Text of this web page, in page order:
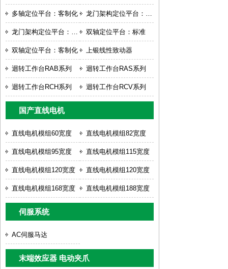
多轴定位平台：客制化 龙门架构定位平台：标准
龙门架构定位平台：客制化 双轴定位平台：标准
双轴定位平台：客制化 上银线性致动器
迴转工作台RAB系列 迴转工作台RAS系列
迴转工作台RCH系列 迴转工作台RCV系列
国产直线电机
直线电机模组60宽度 直线电机模组82宽度
直线电机模组95宽度 直线电机模组115宽度
直线电机模组120宽度 直线电机模组120宽度
直线电机模组168宽度 直线电机模组188宽度
伺服系统
AC伺服马达
末端效应器 电动夹爪